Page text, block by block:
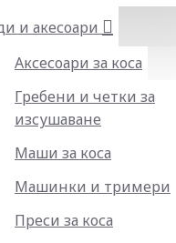
и акесоари
Аксесоари за коса
Гребени и четки за
изсушаване
Маши за коса
Машинки и тримери
Преси за коса